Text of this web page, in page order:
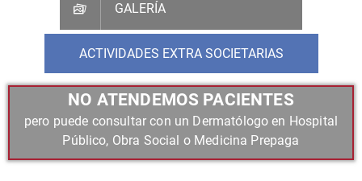
GALERÍA
ACTIVIDADES EXTRA SOCIETARIAS
NO ATENDEMOS PACIENTES
pero puede consultar con un Dermatólogo en Hospital
Público, Obra Social o Medicina Prepaga